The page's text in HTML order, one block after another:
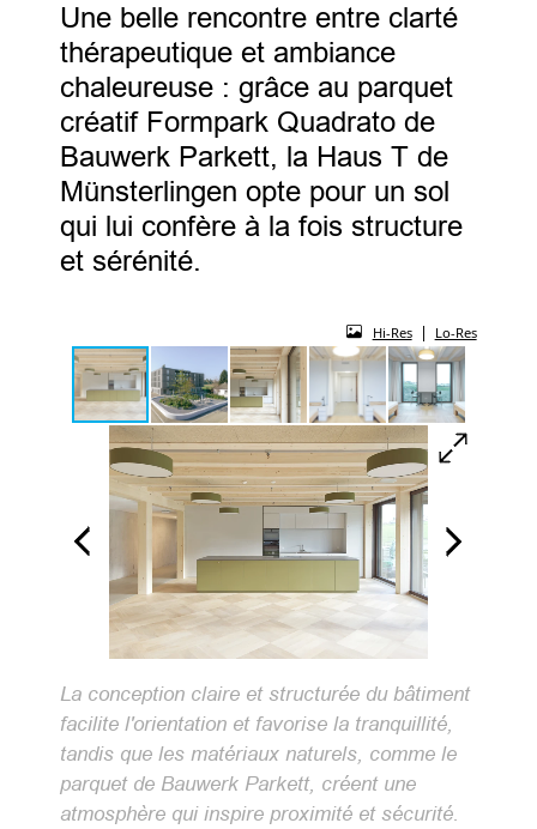
Une belle rencontre entre clarté
thérapeutique et ambiance
chaleureuse : grâce au parquet
créatif Formpark Quadrato de
Bauwerk Parkett, la Haus T de
Münsterlingen opte pour un sol
qui lui confère à la fois structure
et sérénité.
Hi-Res| Lo-Res
La conception claire et structurée du bâtiment
facilite l'orientation et favorise la tranquillité,
tandis que les matériaux naturels, comme le
parquet de Bauwerk Parkett, créent une
atmosphère qui inspire proximité et sécurité.